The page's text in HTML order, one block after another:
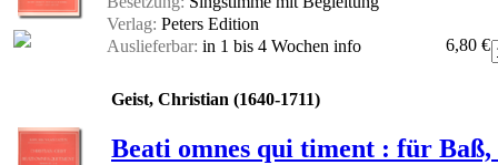
Verlag: Peters Edition
Auslieferbar: in 1 bis 4 Wochen info 6,80 €
Geist, Christian (1640-1711)
Beati omnes qui timent : für